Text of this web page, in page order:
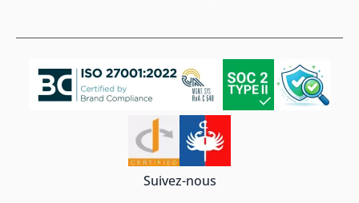
Suivez-nous